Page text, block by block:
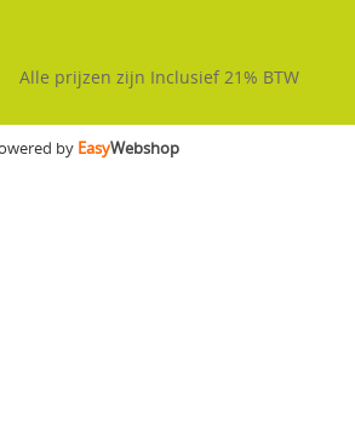
Alle prijzen zijn Inclusief 21% BTW
by EasyWebshop